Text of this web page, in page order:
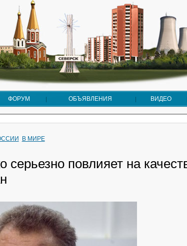
ФОРУМ ОБЪЯВЛЕНИЯ ВИДЕО
В МИРЕ
серьезно повлияет на